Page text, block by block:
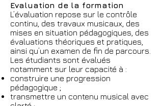
Evaluation de la formation
L’évaluation repose sur le contrôle
continu, des travaux musicaux, des
mises en situation pédagogiques, des
évaluations théoriques et pratiques,
ainsi qu’un examen de fin de parcours.
Les étudiants sont évalués
notamment sur leur capacité à :
construire une progression
pédagogique ;
transmettre un contenu musical avec